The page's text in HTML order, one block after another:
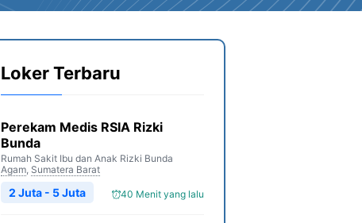
Loker Terbaru
Perekam Medis RSIA Rizki
Bunda
Rumah Sakit Ibu dan Anak Rizki Bunda
Agam, Sumatera Barat
40 Menit yang lalu
2 Juta - 5 Juta